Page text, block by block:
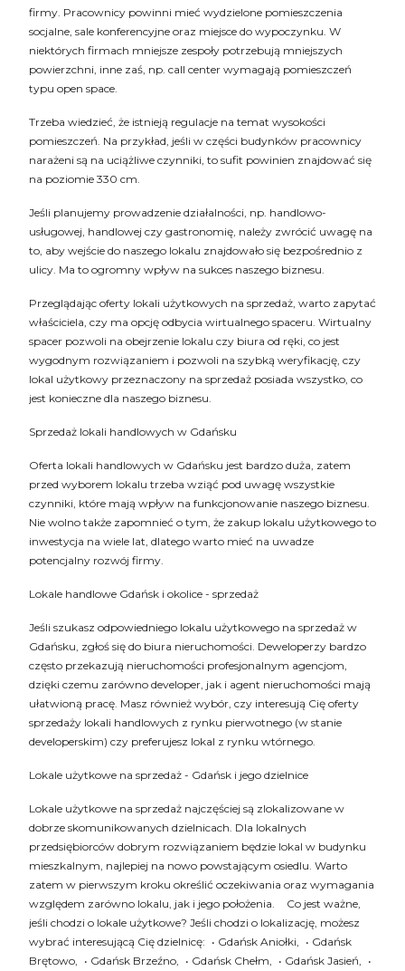
firmy. Pracownicy powinni mieć wydzielone pomieszczenia
socjalne, sale konferencyjne oraz miejsce do wypoczynku. W
niektórych firmach mniejsze zespoły potrzebują mniejszych
powierzchni, inne zaś, np. call center wymagają pomieszczeń
typu open space.
Trzeba wiedzieć, że istnieją regulacje na temat wysokości
pomieszczeń. Na przykład, jeśli w części budynków pracownicy
narażeni są na uciążliwe czynniki, to sufit powinien znajdować się
na poziomie 330 cm.
Jeśli planujemy prowadzenie działalności, np. handlowo-
usługowej, handlowej czy gastronomię, należy zwrócić uwagę na
to, aby wejście do naszego lokalu znajdowało się bezpośrednio z
ulicy. Ma to ogromny wpływ na sukces naszego biznesu.
Przeglądając oferty lokali użytkowych na sprzedaż, warto zapytać
właściciela, czy ma opcję odbycia wirtualnego spaceru. Wirtualny
spacer pozwoli na obejrzenie lokalu czy biura od ręki, co jest
wygodnym rozwiązaniem i pozwoli na szybką weryfikację, czy
lokal użytkowy przeznaczony na sprzedaż posiada wszystko, co
jest konieczne dla naszego biznesu.
Sprzedaż lokali handlowych w Gdańsku
Oferta lokali handlowych w Gdańsku jest bardzo duża, zatem
przed wyborem lokalu trzeba wziąć pod uwagę wszystkie
czynniki, które mają wpływ na funkcjonowanie naszego biznesu.
Nie wolno także zapomnieć o tym, że zakup lokalu użytkowego to
inwestycja na wiele lat, dlatego warto mieć na uwadze
potencjalny rozwój firmy.
Lokale handlowe Gdańsk i okolice - sprzedaż
Jeśli szukasz odpowiedniego lokalu użytkowego na sprzedaż w
Gdańsku, zgłoś się do biura nieruchomości. Deweloperzy bardzo
często przekazują nieruchomości profesjonalnym agencjom,
dzięki czemu zarówno developer, jak i agent nieruchomości mają
ułatwioną pracę. Masz również wybór, czy interesują Cię oferty
sprzedaży lokali handlowych z rynku pierwotnego (w stanie
developerskim) czy preferujesz lokal z rynku wtórnego.
Lokale użytkowe na sprzedaż - Gdańsk i jego dzielnice
Lokale użytkowe na sprzedaż najczęściej są zlokalizowane w
dobrze skomunikowanych dzielnicach. Dla lokalnych
przedsiębiorców dobrym rozwiązaniem będzie lokal w budynku
mieszkalnym, najlepiej na nowo powstającym osiedlu. Warto
zatem w pierwszym kroku określić oczekiwania oraz wymagania
względem zarówno lokalu, jak i jego położenia. Co jest ważne,
jeśli chodzi o lokale użytkowe? Jeśli chodzi o lokalizację, możesz
wybrać interesującą Cię dzielnicę: • Gdańsk Aniołki, • Gdańsk
Brętowo, • Gdańsk Brzeźno, • Gdańsk Chełm, • Gdańsk Jasień, •